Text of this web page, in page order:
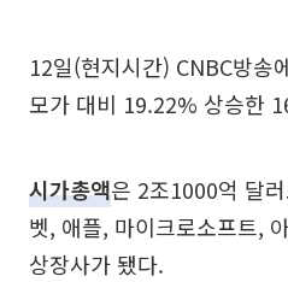
12일(현지시간) CNBC방송
모가 대비 19.22% 상승한
시가총액은 2조1000억 달
벳, 애플, 마이크로소프트,
상장사가 됐다.